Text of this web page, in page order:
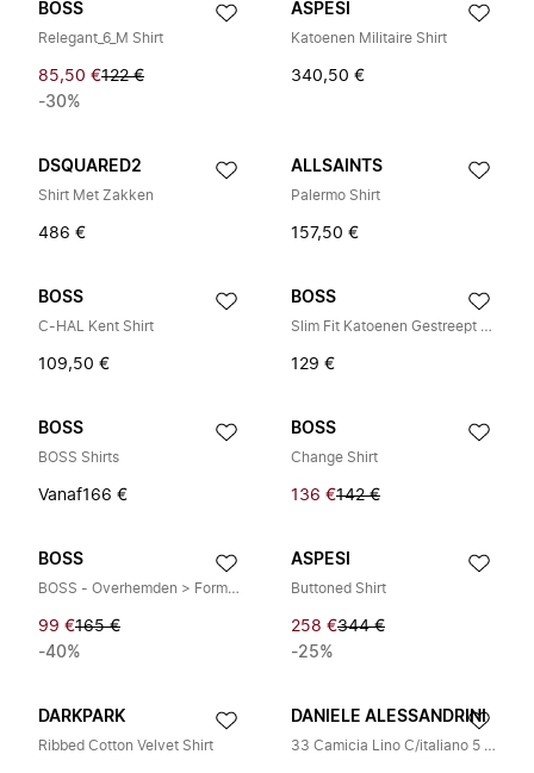
BOSS
Relegant_6_M Shirt
85,50 €122 €
-30%
ASPESI
Katoenen Militaire Shirt
340,50 €
DSQUARED2
Shirt Met Zakken
486 €
ALLSAINTS
Palermo Shirt
157,50 €
BOSS
C-HAL Kent Shirt
109,50 €
BOSS
Slim Fit Katoenen Gestreept Overhemd
129 €
BOSS
BOSS Shirts
Vanaf166 €
BOSS
Change Shirt
136 €142 €
BOSS
BOSS - Overhemden > Formele Overhemden
99 €165 €
-40%
ASPESI
Buttoned Shirt
258 €344 €
-25%
DARKPARK
Ribbed Cotton Velvet Shirt
DANIELE ALESSANDRINI
33 Camicia Lino C/italiano 5 Bottoni